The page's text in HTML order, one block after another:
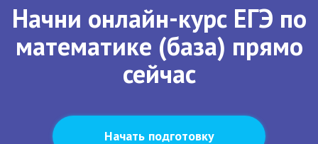
Начни онлайн-курс ЕГЭ по
математике (база) прямо
сейчас
Начать подготовку